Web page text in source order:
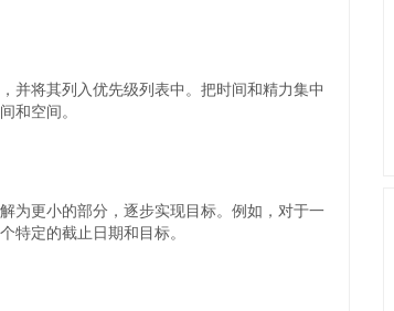
并将其列入优先级列表中。把时间和精力集中
和空间。
为更小的部分，逐步实现目标。例如，对于一
特定的截止日期和目标。